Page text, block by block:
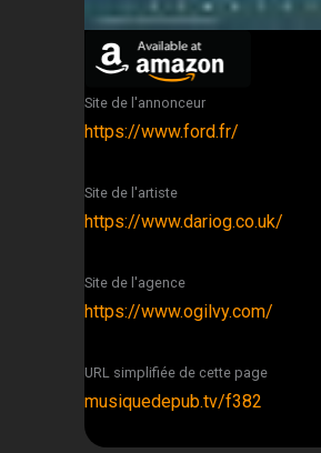
Site de l'annonceur
https://www.ford.fr/
Site de l'artiste
https://www.dariog.co.uk/
Site de l'agence
https://www.ogilvy.com/
URL simplifiée de cette page
musiquedepub.tv/f382